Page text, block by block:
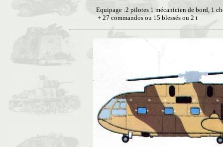
Equipage :2 pilotes 1 mécanicien de bord, 1
+ 27 commandos ou 15 blessés ou 2 t